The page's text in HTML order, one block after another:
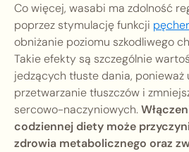
Co więcej, wasabi ma zdolność
poprzez stymulację funkcji
obniżanie poziomu szkodliwego
Takie efekty są szczególnie
jedzących tłuste dania, ponieważ
przetwarzanie tłuszczów i
sercowo-naczyniowych.
codziennej diety może
zdrowia metabolicznego oraz